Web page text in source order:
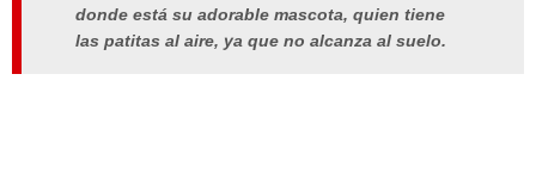
donde está su adorable mascota, quien tiene
las patitas al aire, ya que no alcanza al suelo.